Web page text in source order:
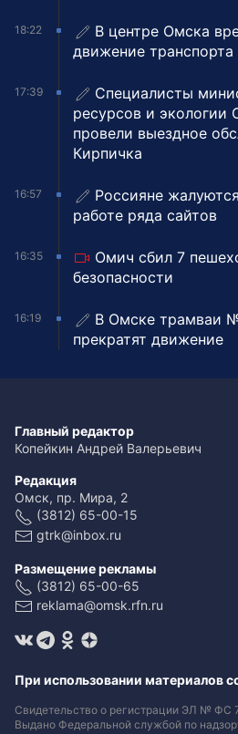
18:22
В центре Омска
движение транспорта
17:39
Специалисты
ресурсов и экологии
провели выездное
Кирпичка
16:57
Россияне
работе ряда сайтов
16:35
Омич сбил 7
безопасности
16:19
В Омске трамваи
прекратят движение
Главный редактор
Копейкин Андрей Валерьевич
Редакция
Омск, пр. Мира, 2
(3812) 65-00-15
gtrk@inbox.ru
Размещение рекламы
(3812) 65-00-65
reklama@omsk.rfn.ru
При использовании материалов
Свидетельство о регистрации ЭЛ № ФС
Выдано Федеральной службой по